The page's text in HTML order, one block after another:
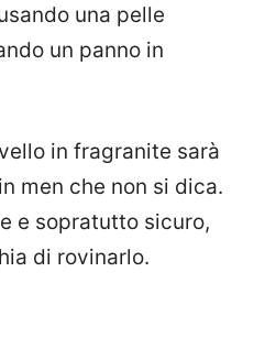
una pelle
un panno in
in fragranite sarà
men che non si dica.
e sopratutto sicuro,
di rovinarlo.